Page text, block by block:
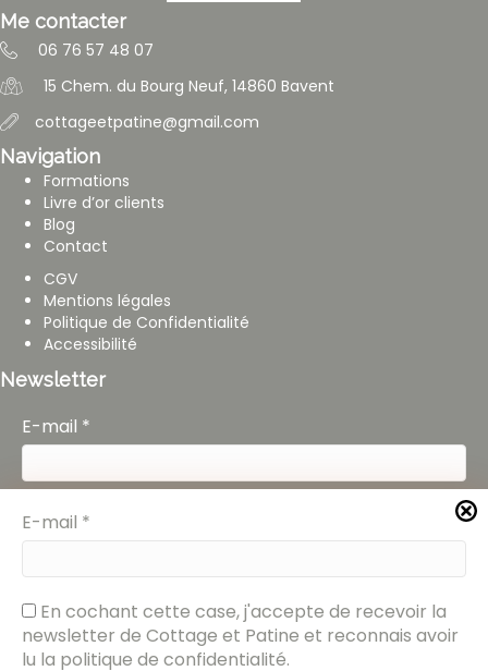
E-mail *
En cochant cette case, j'accepte de recevoir la
newsletter de Cottage et Patine et reconnais avoir
lu la politique de confidentialité.
Me contacter
06 76 57 48 07
15 Chem. du Bourg Neuf, 14860 Bavent
cottageetpatine@gmail.com
Navigation
Formations
Livre d’or clients
Blog
Contact
CGV
Mentions légales
Politique de Confidentialité
Accessibilité
Newsletter
E-mail *
En cochant cette case, j'accepte de recevoir la
newsletter de Cottage et Patine et reconnais avoir